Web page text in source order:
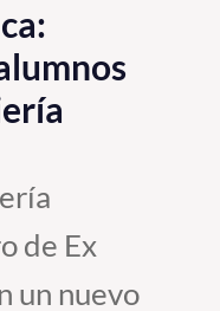
de Ex
un nuevo